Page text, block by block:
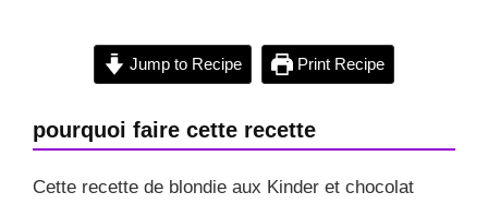
Jump to Recipe Print Recipe
pourquoi faire cette recette
Cette recette de blondie aux Kinder et chocolat